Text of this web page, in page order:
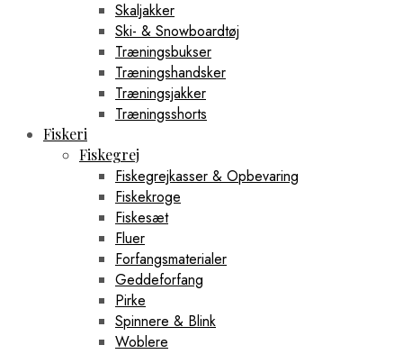
Skaljakker
Ski- & Snowboardtøj
Træningsbukser
Træningshandsker
Træningsjakker
Træningsshorts
Fiskeri
Fiskegrej
Fiskegrejkasser & Opbevaring
Fiskekroge
Fiskesæt
Fluer
Forfangsmaterialer
Geddeforfang
Pirke
Spinnere & Blink
Woblere